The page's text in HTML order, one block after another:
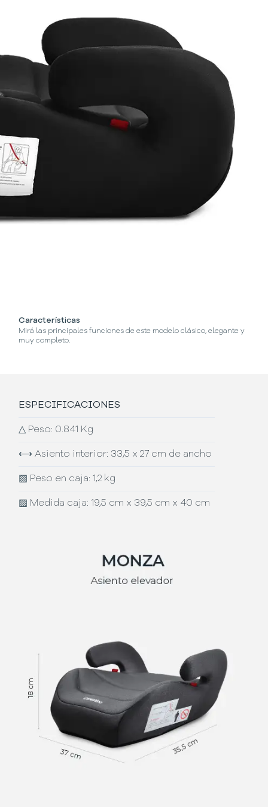
Características
Mirá las principales funciones de este modelo clásico, elegante y
muy completo.
ESPECIFICACIONES
△ Peso: 0.841 Kg
⟷Asiento interior: 33,5 x 27 cm de ancho
▨ Peso en caja: 1,2 kg
▨ Medida caja: 19,5 cm x 39,5 cm x 40 cm